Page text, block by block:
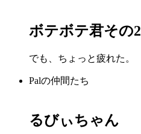
ボテボテ君その2
でも、ちょっと疲れた。
Palの仲間たち
るびぃちゃん